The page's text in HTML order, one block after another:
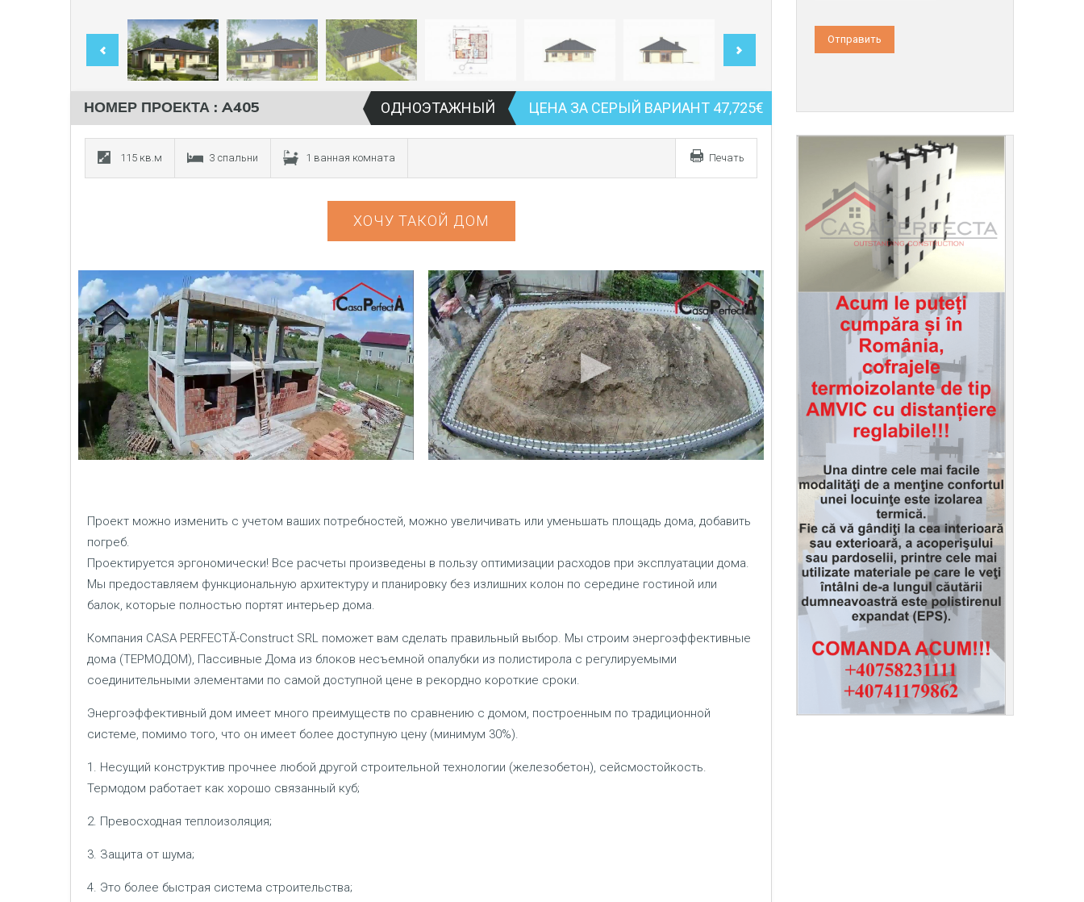
НОМЕР ПРОЕКТА : A405 ОДНОЭТАЖНЫЙ ЦЕНА ЗА СЕРЫЙ ВАРИАНТ 47,725€
115 кв.м 3 спальни 1 ванная комната Печать
ХОЧУ ТАКОЙ ДОМ
Проект можно изменить с учетом ваших потребностей, можно увеличивать или уменьшать площадь дома, добавить
погреб.
Проектируется эргономически! Все расчеты произведены в пользу оптимизации расходов при эксплуатации дома.
Мы предоставляем функциональную архитектуру и планировку без излишних колон по середине гостиной или
балок, которые полностью портят интерьер дома.
Компания CASA PERFECTĂ-Construct SRL поможет вам сделать правильный выбор. Мы строим энергоэффективные
дома (ТЕРМОДОМ), Пассивные Дома из блоков несъемной опалубки из полистирола с регулируемыми
соединительными элементами по самой доступной цене в рекордно короткие сроки.
Энергоэффективный дом имеет много преимуществ по сравнению с домом, построенным по традиционной
системе, помимо того, что он имеет более доступную цену (минимум 30%).
1. Несущий конструктив прочнее любой другой строительной технологии (железобетон), сейсмостойкость.
Термодом работает как хорошо связанный куб;
2. Превосходная теплоизоляция;
3. Защита от шума;
4. Это более быстрая система строительства;